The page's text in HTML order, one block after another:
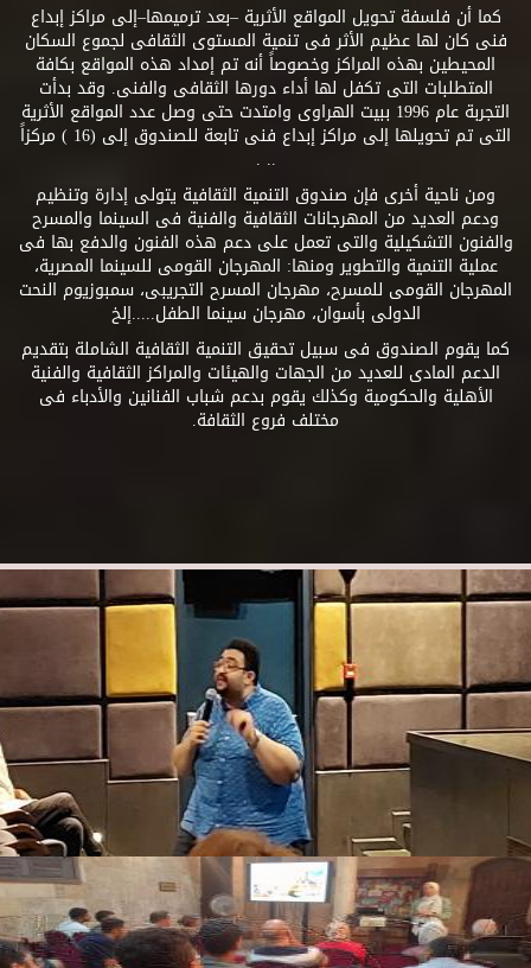
كما أن فلسفة تحويل المواقع الأثرية –بعد ترميمها–إلى مراكز إبداع
فنى كان لها عظيم الأثر فى تنمية المستوى الثقافى لجموع السكان
المحيطين بهذه المراكز وخصوصاً أنه تم إمداد هذه المواقع بكافة
المتطلبات التى تكفل لها أداء دورها الثقافى والفنى. وقد بدأت
التجربة عام 1996 ببيت الهراوى وامتدت حتى وصل عدد المواقع الأثرية
التى تم تحويلها إلى مراكز إبداع فنى تابعة للصندوق إلى (16 ) مركزاً
.. .
ومن ناحية أخرى فإن صندوق التنمية الثقافية يتولى إدارة وتنظيم
ودعم العديد من المهرجانات الثقافية والفنية فى السينما والمسرح
والفنون التشكيلية والتى تعمل على دعم هذه الفنون والدفع بها فى
عملية التنمية والتطوير ومنها: المهرجان القومى للسينما المصرية،
المهرجان القومى للمسرح، مهرجان المسرح التجريبى، سمبوزيوم النحت
الدولى بأسوان، مهرجان سينما الطفل.....إلخ
كما يقوم الصندوق فى سبيل تحقيق التنمية الثقافية الشاملة بتقديم
الدعم المادى للعديد من الجهات والهيئات والمراكز الثقافية والفنية
الأهلية والحكومية وكذلك يقوم بدعم شباب الفنانين والأدباء فى
مختلف فروع الثقافة.